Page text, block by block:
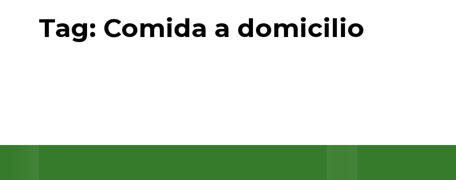
Tag: Comida a domicilio